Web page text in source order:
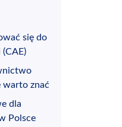
się do
warto znać
dla
Polsce